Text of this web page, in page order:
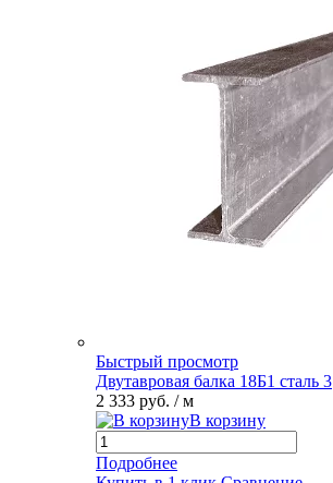
Быстрый просмотр
Двутавровая балка 18Б1 сталь 3
2 333 руб. / м
В корзину
Подробнее